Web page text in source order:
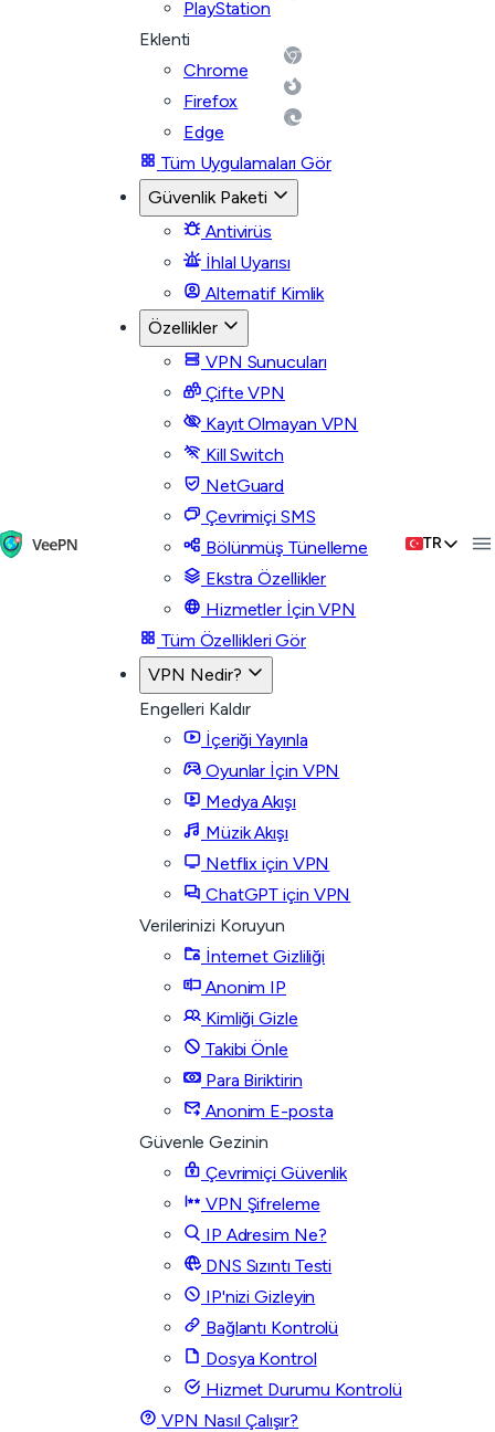
PlayStation
Eklenti
Chrome
Firefox
Edge
Tüm Uygulamaları Gör
Güvenlik Paketi
Antivirüs
İhlal Uyarısı
Alternatif Kimlik
Özellikler
VPN Sunucuları
Çifte VPN
Kayıt Olmayan VPN
Kill Switch
NetGuard
Çevrimiçi SMS
Bölünmüş Tünelleme
Ekstra Özellikler
Hizmetler İçin VPN
Tüm Özellikleri Gör
VPN Nedir?
Engelleri Kaldır
İçeriği Yayınla
Oyunlar İçin VPN
Medya Akışı
Müzik Akışı
Netflix için VPN
ChatGPT için VPN
Verilerinizi Koruyun
İnternet Gizliliği
Anonim IP
Kimliği Gizle
Takibi Önle
Para Biriktirin
Anonim E-posta
Güvenle Gezinin
Çevrimiçi Güvenlik
VPN Şifreleme
IP Adresim Ne?
DNS Sızıntı Testi
IP'nizi Gizleyin
Bağlantı Kontrolü
Dosya Kontrol
Hizmet Durumu Kontrolü
VPN Nasıl Çalışır?
TR